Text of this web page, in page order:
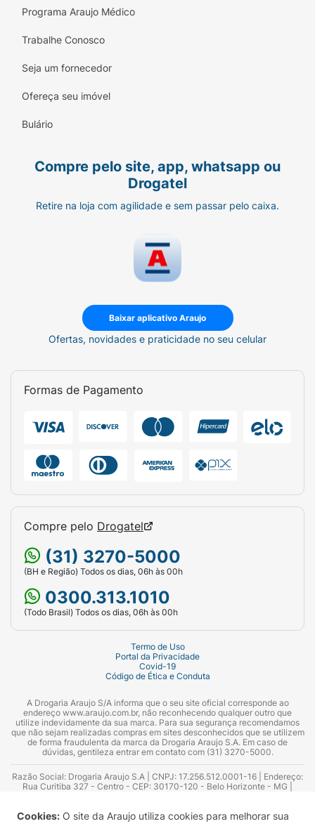
Cookies: O site da Araujo utiliza cookies para melhorar sua
Programa Araujo Médico
Trabalhe Conosco
Seja um fornecedor
Ofereça seu imóvel
Bulário
Compre pelo site, app, whatsapp ou
Drogatel
Retire na loja com agilidade e sem passar pelo caixa.
Baixar aplicativo Araujo
Ofertas, novidades e praticidade no seu celular
Formas de Pagamento
Compre pelo Drogatel
(31) 3270-5000
(BH e Região) Todos os dias, 06h às 00h
0300.313.1010
(Todo Brasil) Todos os dias, 06h às 00h
Termo de Uso
Portal da Privacidade
Covid-19
Código de Ética e Conduta
A Drogaria Araujo S/A informa que o seu site oficial corresponde ao
endereço www.araujo.com.br, não reconhecendo qualquer outro que
utilize indevidamente da sua marca. Para sua segurança recomendamos
que não sejam realizadas compras em sites desconhecidos que se utilizem
de forma fraudulenta da marca da Drogaria Araujo S.A. Em caso de
dúvidas, gentileza entrar em contato com (31) 3270-5000.
Razão Social: Drogaria Araujo S.A | CNPJ: 17.256.512.0001-16 | Endereço:
Rua Curitiba 327 - Centro - CEP: 30170-120 - Belo Horizonte - MG |
Azevedo Guimarães – CRF 10.965 | Yasmin Silva Alvarenga – CRF 52.584 -